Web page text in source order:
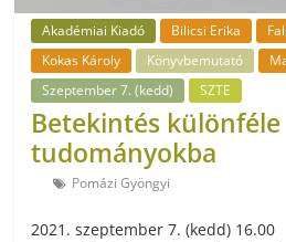
Akadémiai Kiadó Bilicsi Erika
Kokas Károly
Könyvbemutató
Szeptember 7. (kedd)
SZTE
Betekintés különféle
tudományokba
Pomázi Gyöngyi
2021. szeptember 7. (kedd) 16.00